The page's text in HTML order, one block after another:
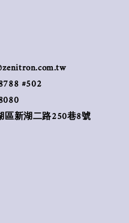
#502
新湖二路250巷8號